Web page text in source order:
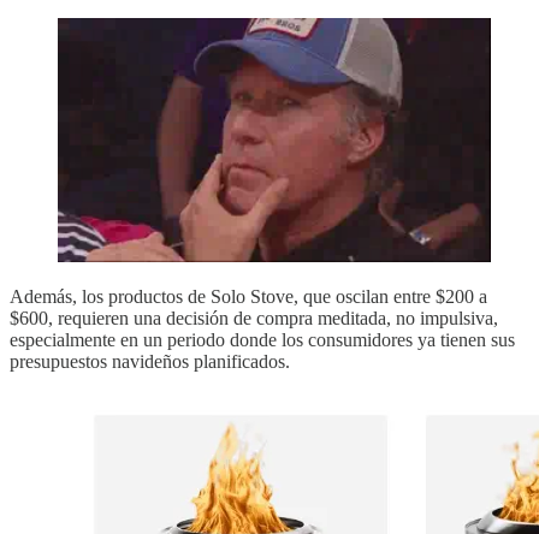
Además, los productos de Solo Stove, que oscilan entre $200 a
$600, requieren una decisión de compra meditada, no impulsiva,
especialmente en un periodo donde los consumidores ya tienen sus
presupuestos navideños planificados​​.